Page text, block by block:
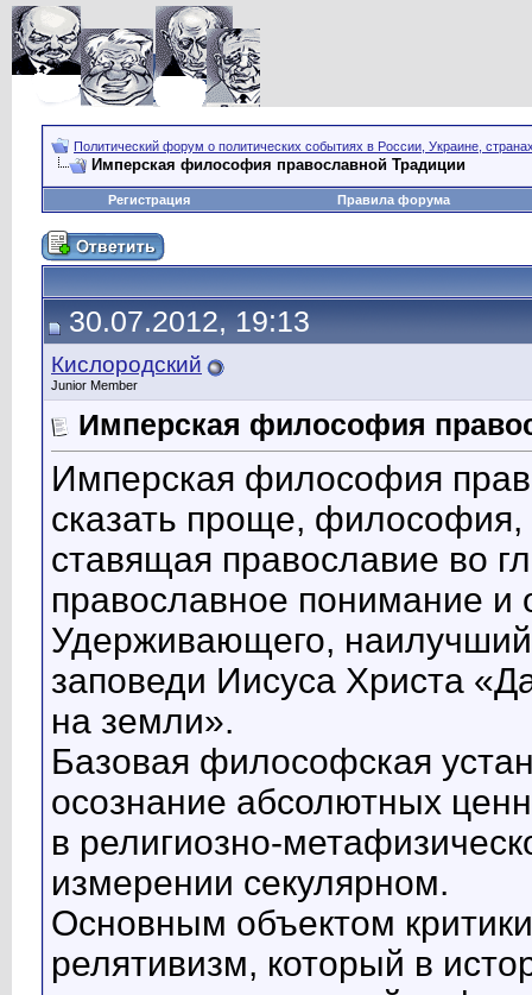
Политический форум о политических событиях в России, Украине,
Имперская философия православной Традиции
Регистрация Правила форума
30.07.2012, 19:13
Кислородский
Junior Member
Имперская философия
Имперская философия
сказать проще, философия,
ставящая православие во
православное понимание и
Удерживающего,
заповеди Иисуса Христа
на земли».
Базовая философская
осознание абсолютных
в религиозно-
измерении секулярном.
Основным объектом
релятивизм, который в